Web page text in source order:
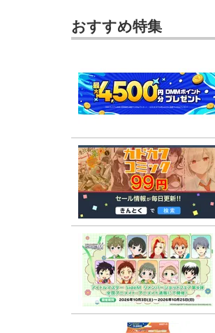
おすすめ特集